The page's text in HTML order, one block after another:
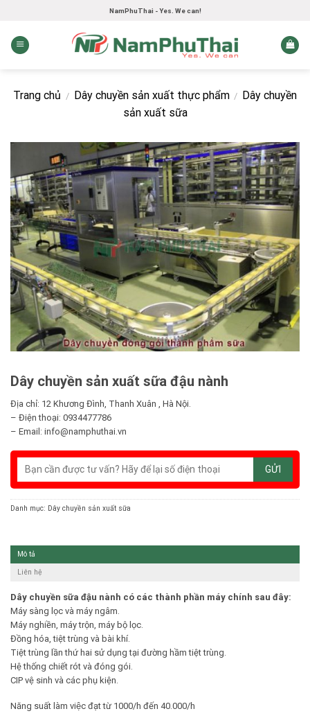
content
NamPhuThai - Yes. We can!
Trang chủ / Dây chuyền sản xuất thực phẩm / Dây chuyền
sản xuất sữa
Dây chuyền sản xuất sữa đậu nành
Địa chỉ: 12 Khương Đình, Thanh Xuân , Hà Nội.
– Điện thoại: 0934477786
– Email: info@namphuthai.vn
Danh mục: Dây chuyền sản xuất sữa
Mô tả
Liên hệ
Dây chuyền sữa đậu nành có các thành phần máy chính sau đây:
Máy sàng lọc và máy ngâm.
Máy nghiền, máy trộn, máy bộ lọc.
Đồng hóa, tiệt trùng và bài khí.
Tiệt trùng lần thứ hai sử dụng tại đường hầm tiệt trùng.
Hệ thống chiết rót và đóng gói.
CIP vệ sinh và các phụ kiện.
Năng suất làm việc đạt từ 1000/h đến 40.000/h